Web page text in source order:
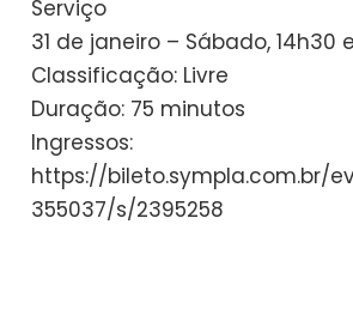
Serviço
31 de janeiro – Sábado, 14h30
Classificação: Livre
Duração: 75 minutos
Ingressos:
https://bileto.sympla.com.br/
355037/s/2395258